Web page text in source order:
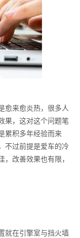
来愈炎热，很多人
果，这对这个问题笔
累积多年经验而来
不过前提是爱车的冷
改善效果也有限，
在引擎室与挡火墙